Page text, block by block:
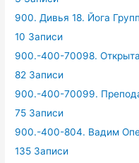
900. Дивья 18. Йога
10 Записи
900.-400-70098.
82 Записи
900.-400-70099.
75 Записи
900.-400-804. Вадим
135 Записи